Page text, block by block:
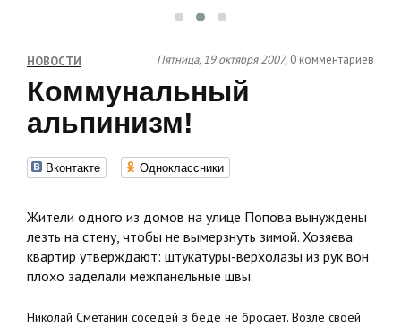
НОВОСТИ Пятница, 19 октября 2007, 0 комментариев
Коммунальный
альпинизм!
Вконтакте Одноклассники
Жители одного из домов на улице Попова вынуждены
лезть на стену, чтобы не вымерзнуть зимой. Хозяева
квартир утверждают: штукатуры-верхолазы из рук вон
плохо заделали межпанельные швы.
Николай Сметанин соседей в беде не бросает. Возле своей